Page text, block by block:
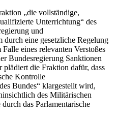
„die vollständige,
Unterrichtung“ des
und
durch eine gesetzliche Regelung
eines relevanten Verstoßes
Bundesregierung Sanktionen
plädiert die Fraktion dafür, dass
Kontrolle
Bundes“ klargestellt wird,
des Militärischen
das Parlamentarische